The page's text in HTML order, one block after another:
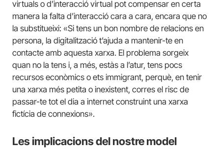
virtuals o d’interacció virtual pot compensar en certa
manera la falta d’interacció cara a cara, encara que no
la substitueixi: «Si tens un bon nombre de relacions en
persona, la digitalització t’ajuda a mantenir-te en
contacte amb aquesta xarxa. El problema sorgeix
quan no la tens i, a més, estàs a l’atur, tens pocs
recursos econòmics o ets immigrant, perquè, en tenir
una xarxa més petita o inexistent, corres el risc de
passar-te tot el dia a internet construint una xarxa
fictícia de connexions».
Les implicacions del nostre model